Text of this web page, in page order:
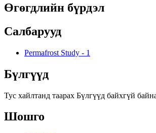
Өгөгдлийн бүрдэл
Салбарууд
Permafrost Study - 1
Бүлгүүд
Тус хайлтанд таарах Бүлгүүд байхгүй
Шошго